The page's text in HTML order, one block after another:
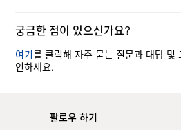
궁금한 점이 있으신가요?
여기를 클릭해 자주 묻는 질문과 대답 및
인하세요.
팔로우 하기